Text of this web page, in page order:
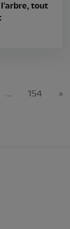
l'arbre, tout
… 154 »